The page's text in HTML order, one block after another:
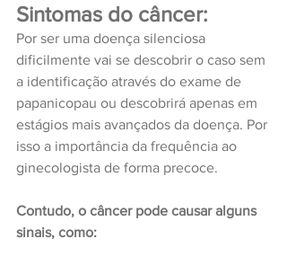
Sintomas do câncer:
Por ser uma doença silenciosa
dificilmente vai se descobrir o caso sem
a identificação através do exame de
papanicopau ou descobrirá apenas em
estágios mais avançados da doença. Por
isso a importância da frequência ao
ginecologista de forma precoce.
Contudo, o câncer pode causar alguns
sinais, como: